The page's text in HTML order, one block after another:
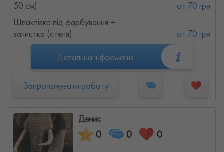
50 см)
от 70 грн
Шпаклівка під фарбування +
зачистка (стеля)
от 70 грн
Детальна інформація
Запропонувати роботу
Денис
0 0 0